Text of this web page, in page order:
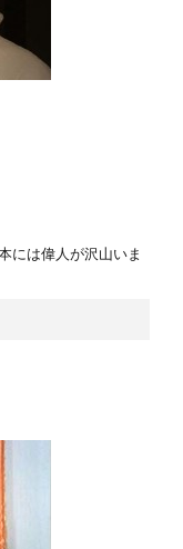
には偉人が沢山いま